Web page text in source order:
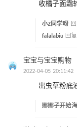
收橘子面霜
小Z同学呀
falalabiu 回
宝宝与宝宝购物
2022-04-05 20:11:42
出虫草粉底
娜娜子开始